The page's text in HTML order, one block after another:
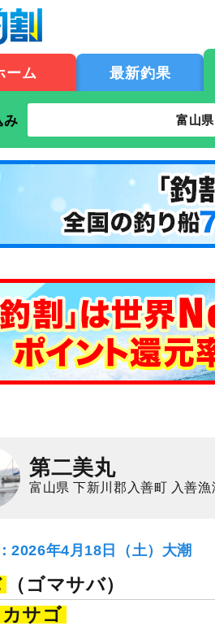
ーム 最新釣果
み 富山県
第二美丸
富山県 下新川郡入善町 入善漁
2026年4月18日（土）大潮
（ゴマサバ）
サゴ